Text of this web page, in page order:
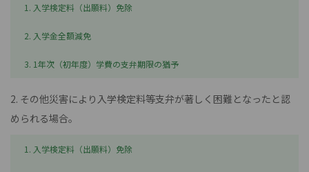
1. 入学検定料（出願料）免除
2. 入学金全額減免
3. 1年次（初年度）学費の支弁期限の猶予
2. その他災害により入学検定料等支弁が著しく困難となったと認
められる場合。
1. 入学検定料（出願料）免除